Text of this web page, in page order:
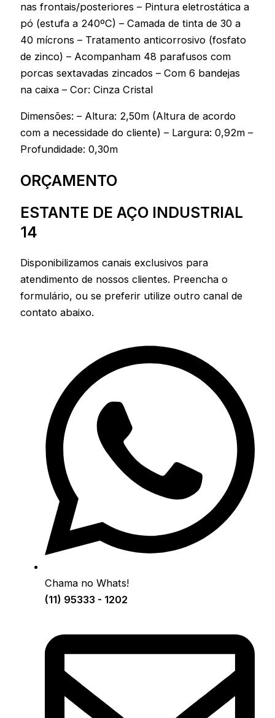
nas frontais/posteriores – Pintura eletrostática a
pó (estufa a 240ºC) – Camada de tinta de 30 a
40 mícrons – Tratamento anticorrosivo (fosfato
de zinco) – Acompanham 48 parafusos com
porcas sextavadas zincados – Com 6 bandejas
na caixa – Cor: Cinza Cristal
Dimensões: – Altura: 2,50m (Altura de acordo
com a necessidade do cliente) – Largura: 0,92m –
Profundidade: 0,30m
ORÇAMENTO
ESTANTE DE AÇO INDUSTRIAL
14
Disponibilizamos canais exclusivos para
atendimento de nossos clientes. Preencha o
formulário, ou se preferir utilize outro canal de
contato abaixo.
Chama no Whats!
(11) 95333 - 1202